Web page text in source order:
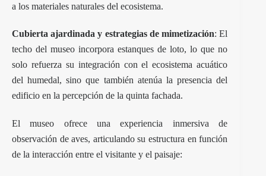
a los materiales naturales del ecosistema.
Cubierta ajardinada y estrategias de mimetización: El
techo del museo incorpora estanques de loto, lo que no
solo refuerza su integración con el ecosistema acuático
del humedal, sino que también atenúa la presencia del
edificio en la percepción de la quinta fachada.
El museo ofrece una experiencia inmersiva de
observación de aves, articulando su estructura en función
de la interacción entre el visitante y el paisaje: